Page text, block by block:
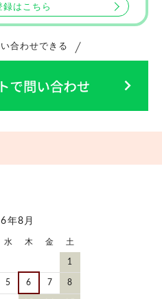
録はこちら
合わせできる
年8月
水 木 金 土
1
5 6 7 8